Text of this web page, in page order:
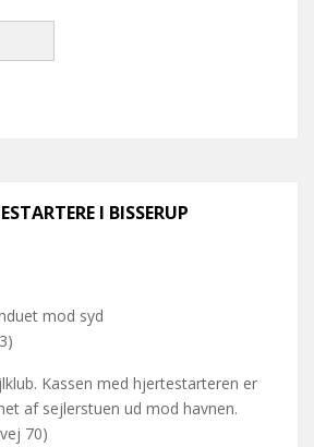
I BISSERUP
mod syd
Kassen med hjertestarteren er
af sejlerstuen ud mod havnen.
70)